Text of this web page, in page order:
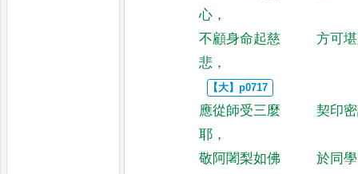
心 ，
不顧身命起慈
悲 ，
方可
應從師受三麼
耶 ，
契印
敬阿闍梨如佛
於同